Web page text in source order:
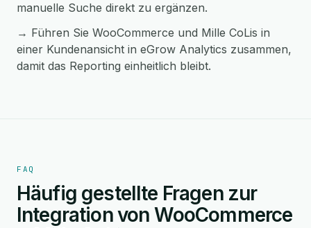
manuelle Suche direkt zu ergänzen.
→ Führen Sie WooCommerce und Mille CoLis in
einer Kundenansicht in eGrow Analytics zusammen,
damit das Reporting einheitlich bleibt.
FAQ
Häufig gestellte Fragen zur
Integration von WooCommerce